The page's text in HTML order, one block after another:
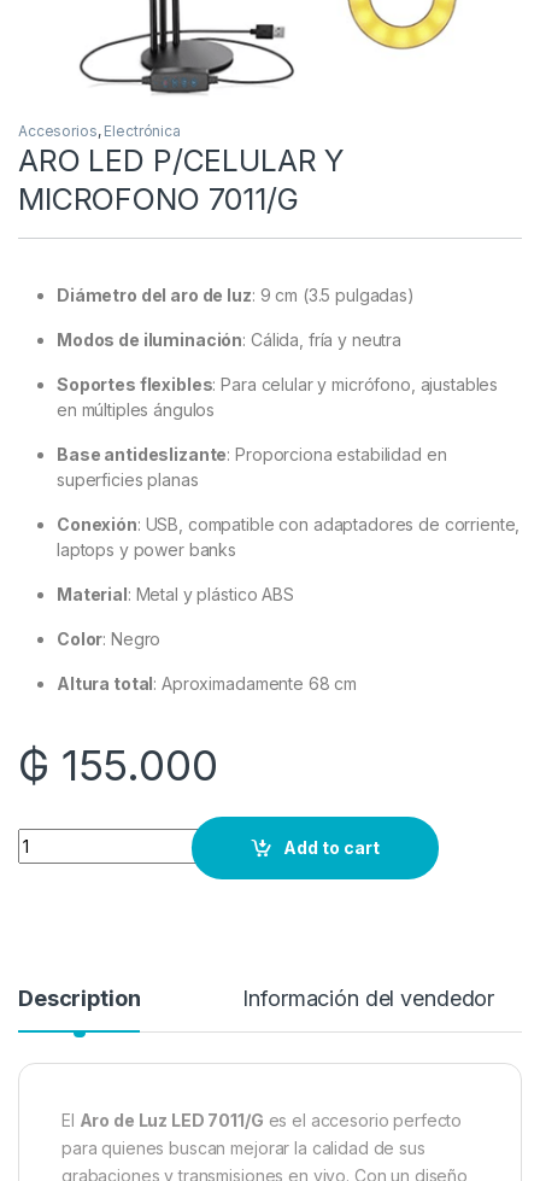
Accesorios, Electrónica
ARO LED P/CELULAR Y
MICROFONO 7011/G
Diámetro del aro de luz: 9 cm (3.5 pulgadas)
Modos de iluminación: Cálida, fría y neutra
Soportes flexibles: Para celular y micrófono, ajustables
en múltiples ángulos
Base antideslizante: Proporciona estabilidad en
superficies planas
Conexión: USB, compatible con adaptadores de corriente,
laptops y power banks
Material: Metal y plástico ABS
Color: Negro
Altura total: Aproximadamente 68 cm
₲ 155.000
Quantity
Add to cart
Description Información del vendedor
El Aro de Luz LED 7011/G es el accesorio perfecto
para quienes buscan mejorar la calidad de sus
grabaciones y transmisiones en vivo. Con un diseño